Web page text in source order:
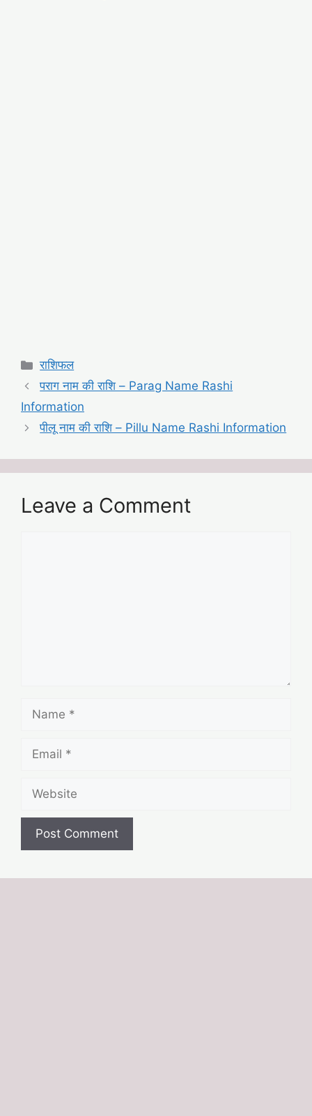
Categories
राशिफल
पराग नाम की राशि – Parag Name Rashi
Information
पीलू नाम की राशि – Pillu Name Rashi Information
Leave a Comment
Name
Email
Website